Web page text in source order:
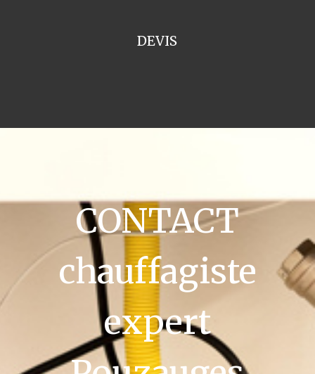
DEVIS
CONTACT
chauffagiste
expert